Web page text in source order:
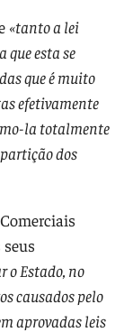
«tanto a lei
esta se
que é muito
efetivamente
la totalmente
dos
o Estado, no
causados pelo
aprovadas leis